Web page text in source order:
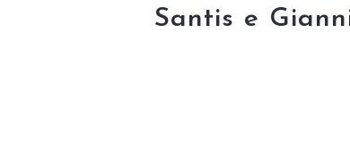
Santis e